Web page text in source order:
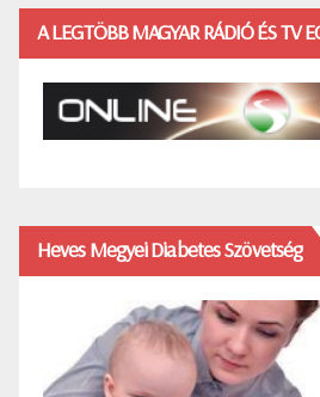
A LEGTÖBB MAGYAR RÁDIÓ ÉS TV
Heves Megyei Diabetes Szövetség